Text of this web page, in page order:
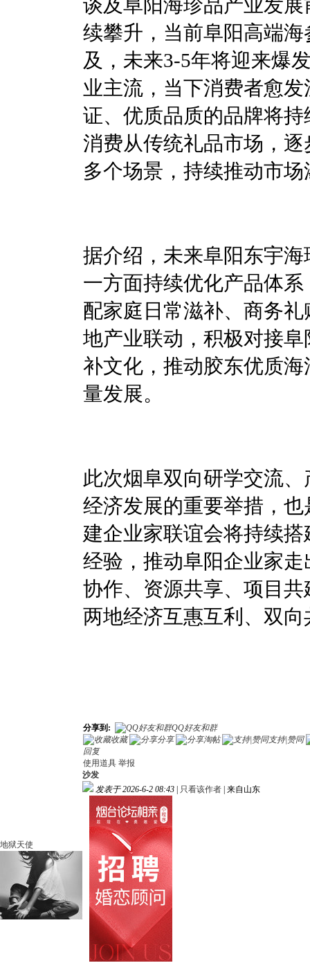
谈及阜阳海珍品产业发
续攀升，当前阜阳高端
及，未来3-5年将迎来爆
业主流，当下消费者愈
证、优质品质的品牌将
消费从传统礼品市场，
多个场景，持续推动市
据介绍，未来阜阳东宇
一方面持续优化产品体
配家庭日常滋补、商务
地产业联动，积极对接
补文化，推动胶东优质
量发展。
此次烟阜双向研学交流
经济发展的重要举措，
建企业家联谊会将持续
经验，推动阜阳企业家
协作、资源共享、项目
两地经济互惠互利、双向
分享到:
QQ好友和群
收藏
分享 淘帖
支持|赞同
回复
使用道具 举报
地狱天使
沙发
发表于 2026-6-2 08:43
只看该作者 来自山东